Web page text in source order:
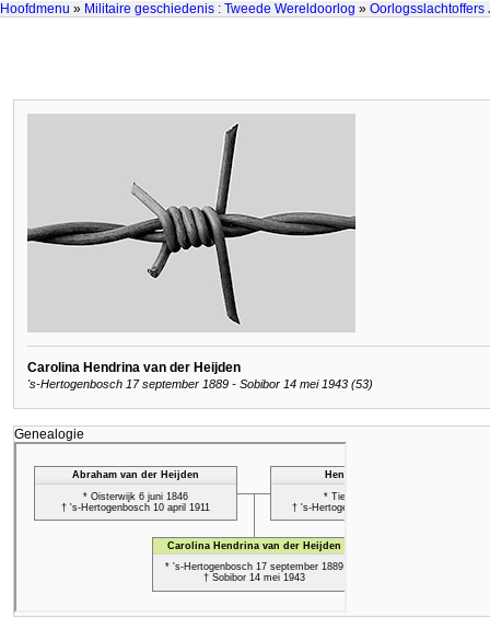
Hoofdmenu » Militaire geschiedenis : Tweede Wereldoorlog » Oorlogsslachtoffers
Carolina Hendrina van der Heijden
's-Hertogenbosch 17 september 1889 - Sobibor 14 mei 1943 (53)
Genealogie